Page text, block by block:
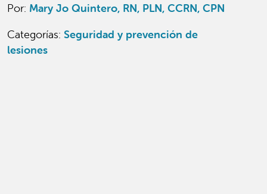
Por: Mary Jo Quintero, RN, PLN, CCRN, CPN
Categorías: Seguridad y prevención de
lesiones